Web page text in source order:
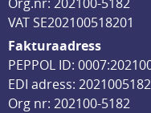
VAT SE202100518201
Fakturaadress
PEPPOL ID:
EDI adress: 2021005182
Org nr: 202100-5182